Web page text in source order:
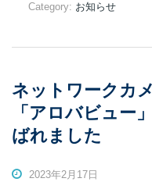
Category: お知らせ
ネットワークカ
「アロバビュー
ばれました
2023年2月17日